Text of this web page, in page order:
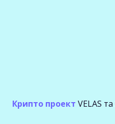
Крипто проект VELAS та